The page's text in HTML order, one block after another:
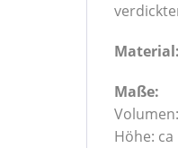
Material:
Maße:
Höhe: